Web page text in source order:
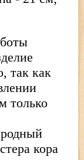
так как
только
кора